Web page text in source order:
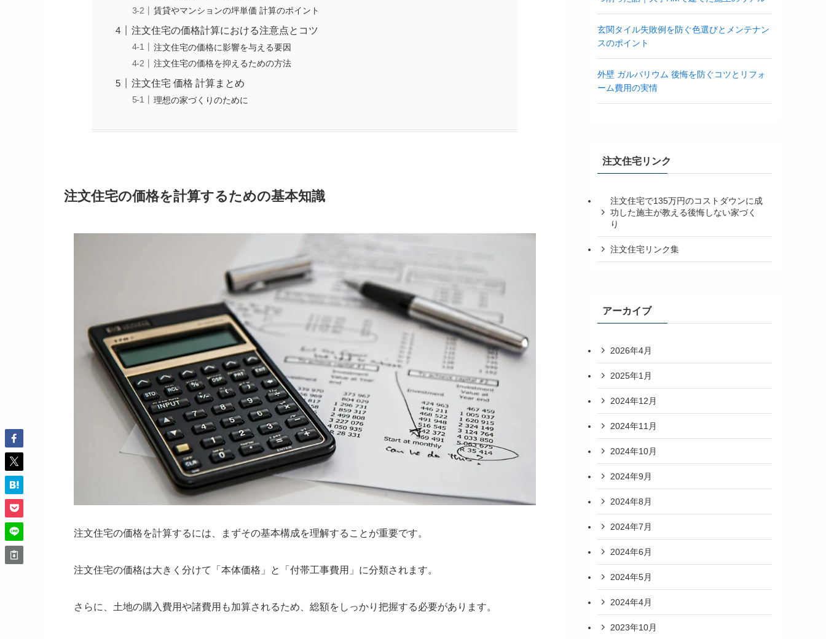
賃貸やマンションの坪単価 計算のポイント
注文住宅の価格計算における注意点とコツ
注文住宅の価格に影響を与える要因
注文住宅の価格を抑えるための方法
注文住宅 価格 計算まとめ
理想の家づくりのために
注文住宅の価格を計算するための基本知識
注文住宅の価格を計算するには、まずその基本構成を理解することが重要です。
注文住宅の価格は大きく分けて「本体価格」と「付帯工事費用」に分類されます。
さらに、土地の購入費用や諸費用も加算されるため、総額をしっかり把握する必要があります。
玄関タイル失敗例を防ぐ色選びとメンテナン
スのポイント
外壁 ガルバリウム 後悔を防ぐコツとリフォ
ーム費用の実情
注文住宅リンク
注文住宅で135万円のコストダウンに成
功した施主が教える後悔しない家づく
り
注文住宅リンク集
アーカイブ
2026年4月
2025年1月
2024年12月
2024年11月
2024年10月
2024年9月
2024年8月
2024年7月
2024年6月
2024年5月
2024年4月
2023年10月